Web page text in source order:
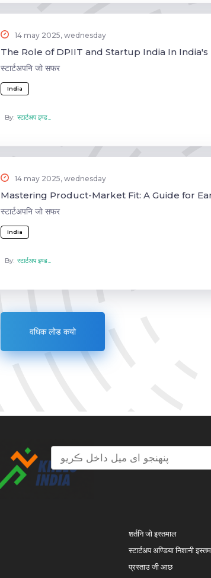
14 may 2025, wednesday
The Role of DPIIT and Startup India In India's
स्टार्टअपनि जो सफर
India
By: स्टार्टअप इण्ड...
14 may 2025, wednesday
Mastering Product-Market Fit: A Guide for
स्टार्टअपनि जो सफर
India
By: स्टार्टअप इण्ड...
वधिक लोड कयो
शर्तनि जो इस्तमाल
स्टार्टअप अण्डिया निशानी
प्रस्ताउ जी आछ